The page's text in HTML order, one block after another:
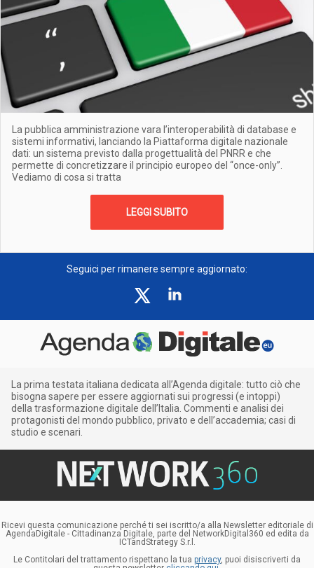
La pubblica amministrazione vara l’interoperabilità di database e
sistemi informativi, lanciando la Piattaforma digitale nazionale
dati: un sistema previsto dalla progettualità del PNRR e che
permette di concretizzare il principio europeo del “once-only”.
Vediamo di cosa si tratta
LEGGI SUBITO
Seguici per rimanere sempre aggiornato:
La prima testata italiana dedicata all’Agenda digitale: tutto ciò che
bisogna sapere per essere aggiornati sui progressi (e intoppi)
della trasformazione digitale dell’Italia. Commenti e analisi dei
protagonisti del mondo pubblico, privato e dell’accademia; casi di
studio e scenari.
Ricevi questa comunicazione perché ti sei iscritto/a alla Newsletter editoriale di
AgendaDigitale - Cittadinanza Digitale, parte del NetworkDigital360 ed edita da
ICTandStrategy S.r.l.
Le Contitolari del trattamento rispettano la tua privacy, puoi disiscriverti da